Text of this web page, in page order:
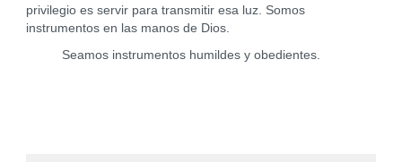
privilegio es servir para transmitir esa luz. Somos
instrumentos en las manos de Dios.
Seamos instrumentos humildes y obedientes.